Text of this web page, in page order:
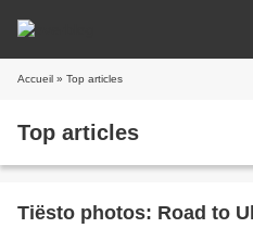
Accueil » Top articles
Top articles
Tiësto photos: Road to